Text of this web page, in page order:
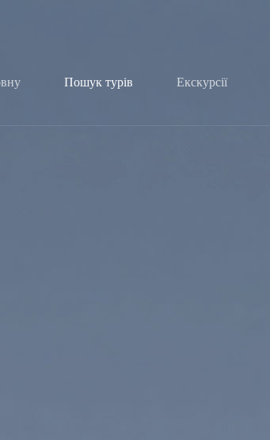
Пошук турів Екскурсії